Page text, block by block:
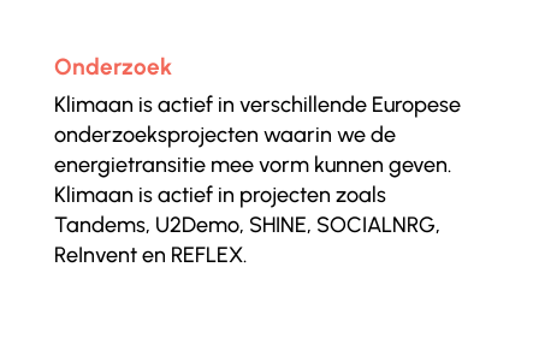
Onderzoek
Klimaan is actief in verschillende Europese
onderzoeksprojecten waarin we de
energietransitie mee vorm kunnen geven.
Klimaan is actief in projecten zoals
Tandems, U2Demo, SHINE, SOCIALNRG,
ReInvent en REFLEX.